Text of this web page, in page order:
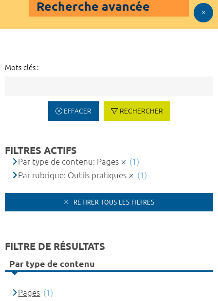
Recherche avancée
Mots-clés :
EFFACER RECHERCHER
FILTRES ACTIFS
Par type de contenu: Pages
(1)
Par rubrique: Outils pratiques
(1)
RETIRER TOUS LES FILTRES
FILTRE DE RÉSULTATS
Par type de contenu
Pages (1)